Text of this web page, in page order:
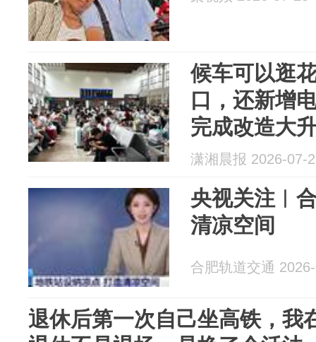
候车可以逛
口，还新增
完成改造大
潇湘晨报 2026-07-
央视关注︱
清凉空间
合肥轨道交通
退休后第一次自己坐高铁，我